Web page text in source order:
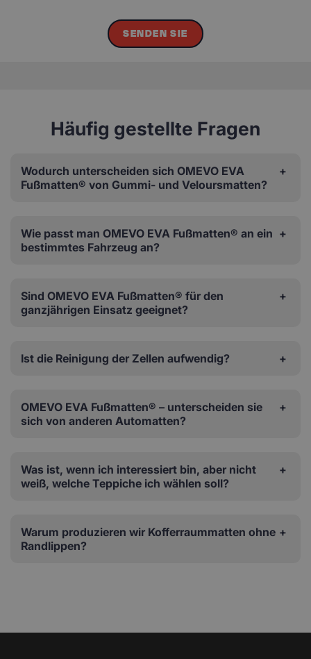
SENDEN SIE
Häufig gestellte Fragen
Wodurch unterscheiden sich OMEVO EVA
Fußmatten® von Gummi- und Veloursmatten?
Wie passt man OMEVO EVA Fußmatten® an ein
bestimmtes Fahrzeug an?
Sind OMEVO EVA Fußmatten® für den
ganzjährigen Einsatz geeignet?
Ist die Reinigung der Zellen aufwendig?
OMEVO EVA Fußmatten® – unterscheiden sie
sich von anderen Automatten?
Was ist, wenn ich interessiert bin, aber nicht
weiß, welche Teppiche ich wählen soll?
Warum produzieren wir Kofferraummatten ohne
Randlippen?